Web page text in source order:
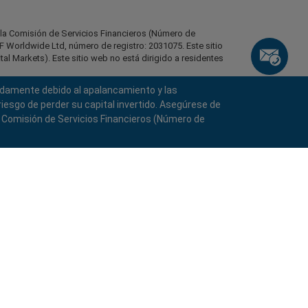
Comisión de Servicios Financieros (Número de
Ltd, número de registro: 2031075. Este sitio
Markets). Este sitio web no está dirigido a residentes
de ciertas regiones, como Estados Unidos de
Bielorrusia, Cuba, Irán, Libia, Myanmar, Nicaragua,
debido al apalancamiento y las
de perder su capital invertido. Asegúrese de
de Servicios Financieros (Número de